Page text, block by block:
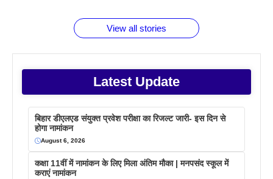
View all stories
Latest Update
बिहार डीएलएड संयुक्त प्रवेश परीक्षा का रिजल्ट जारी- इस दिन से
होगा नामांकन
August 6, 2026
कक्षा 11वीं में नामांकन के लिए मिला अंतिम मौका | मनपसंद स्कूल में
कराएं नामांकन